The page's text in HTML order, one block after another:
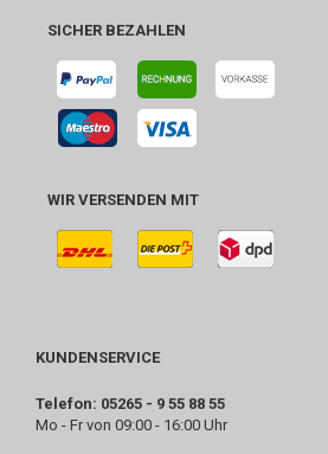
SICHER BEZAHLEN
WIR VERSENDEN MIT
KUNDENSERVICE
Telefon: 05265 - 9 55 88 55
Mo - Fr von 09:00 - 16:00 Uhr